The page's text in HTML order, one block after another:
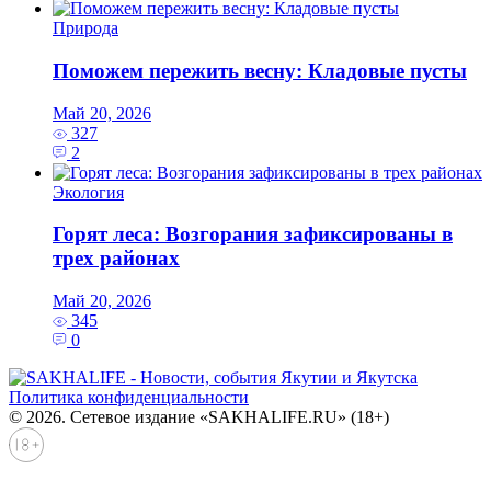
Природа
Поможем пережить весну: Кладовые пусты
Май 20, 2026
327
2
Экология
Горят леса: Возгорания зафиксированы в
трех районах
Май 20, 2026
345
0
Политика конфиденциальности
© 2026. Сетевое издание «SAKHALIFE.RU» (18+)